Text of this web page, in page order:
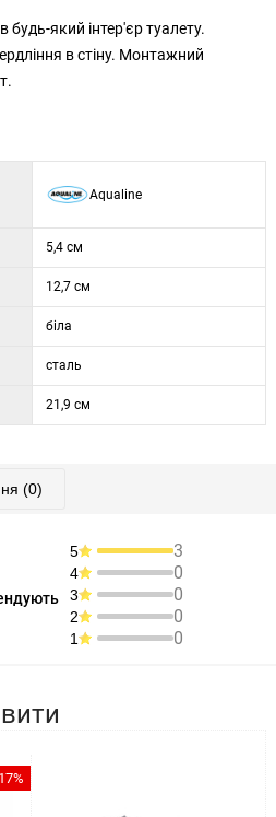
який інтер'єр туалету.
в стіну. Монтажний
Aqualine
5,4 см
12,7 см
біла
сталь
21,9 см
(0)
5 3
4 0
3 0
2 0
1 0